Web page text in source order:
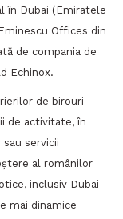
în Dubai (Emiratele
Offices din
de compania de
Echinox.
de birouri
de activitate, în
servicii
al românilor
inclusiv Dubai-
mai dinamice